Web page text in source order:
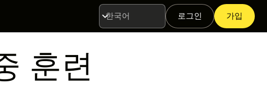
언
어
로그인 가입
훈련